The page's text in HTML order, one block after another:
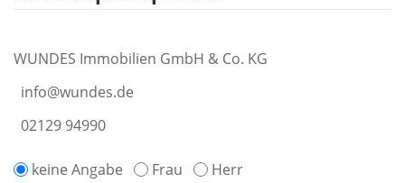
WUNDES Immobilien GmbH & Co. KG
info@wundes.de
02129 94990
keine Angabe Frau Herr